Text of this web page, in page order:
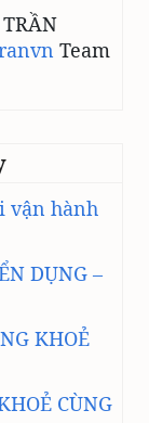
Team
vận hành
DỤNG –
KHOẺ
CÙNG